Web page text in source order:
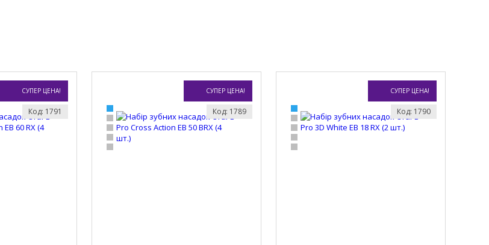
СУПЕР ЦЕНА!
Код: 1791
СУПЕР ЦЕНА!
Код: 1789
СУПЕР ЦЕНА!
Код: 1790